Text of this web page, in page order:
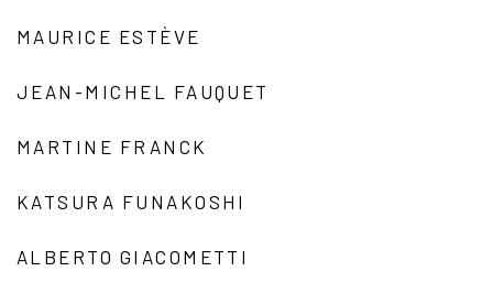
MAURICE ESTÈVE
JEAN-MICHEL FAUQUET
MARTINE FRANCK
KATSURA FUNAKOSHI
ALBERTO GIACOMETTI